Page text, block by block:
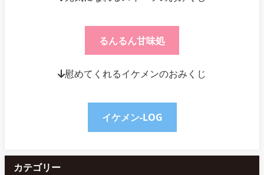
るんるん甘味処
↓慰めてくれるイケメンのおみくじ
イケメン-LOG
カテゴリー